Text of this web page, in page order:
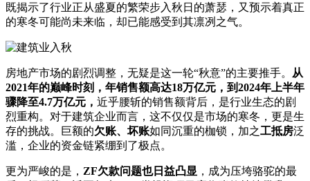
既揭示了行业正从盛夏的繁荣步入秋日的萧瑟，又预示着真正
的寒冬可能尚未来临，却已能感受到其凛冽之气。
房地产市场的剧烈调整，无疑是这一轮“秋意”的主要推手。
从
2021年的巅峰时刻，年销售额高达18万亿元，到2024年上半年
骤降至4.7万亿元， 近乎腰斩的销售额背后，是行业生态的剧
烈重构。对于建筑企业而言，这不仅仅是市场的寒冬，更是生
存的挑战。巨额的欠账、坏账如同沉重的枷锁，加之工抵房泛
滥，企业的资金链紧绷到了极点。
更为严峻的是， ZF欠款问题也日益凸显 ，成为压垮骆驼的最